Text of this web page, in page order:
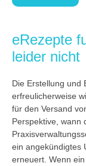
eRezepte
leider nicht
Die Erstellung und
erfreulicherweise
für den Versand
Perspektive, wann
ein angekündigtes
erneuert. Wenn